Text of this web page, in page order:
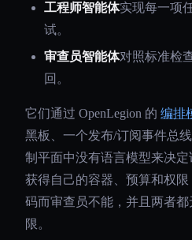
工程师智能体实现每一项
试。
审查员智能体对照标准检
回。
它们通过 OpenLegion 的 编排
黑板、一个发布/订阅事件总
制平面中没有语言模型来决
获得自己的容器、预算和权
码而审查员不能，并且两者
限。